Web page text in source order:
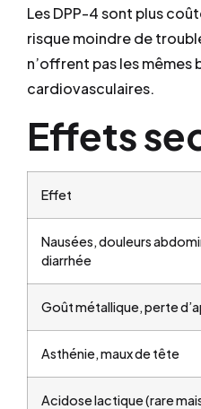
Les DPP-4 sont plus
risque moindre de
n’offrent pas les mêmes
cardiovasculaires.
Effets
Effet
Nausées, douleurs
diarrhée
Goût métallique, perte
Asthénie, maux de tête
Acidose lactique (rare